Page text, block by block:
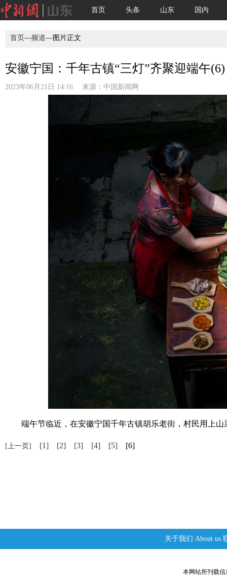
首页 头条 山东 国内
首页—频道—图片正文
安徽宁国：千年古镇“三灯”齐聚迎端午(6)
2023年06月21日 14:16 来源： 中国新闻网
端午节临近，在安徽宁国千年古镇胡乐老街，村民用上山
[上一页] [1] [2] [3] [4] [5] [6]
关于我们 About us
本网站所刊载